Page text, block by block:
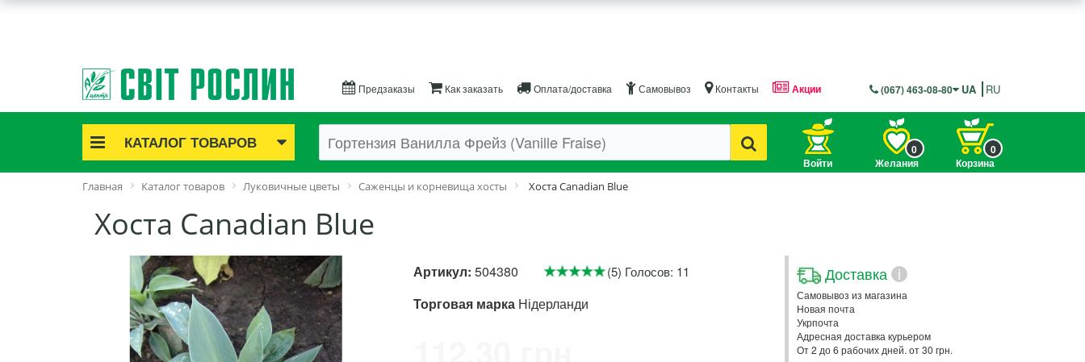
Предзаказы Как заказать Оплата/доставка Самовывоз Контакты Акции (067) 463-08-80 UA RU
КАТАЛОГ ТОВАРОВ
Акционные товары
Саженцы роз
Лук и чеснок
Семенной картофель
Семена и рассада
Саженцы декоративные
Средства защиты растений
Войти Желания
0
Корзина
0
Главная Каталог товаров Луковичные цветы Саженцы и корневища хосты Хоста Canadian Blue
Хоста Canadian Blue
Артикул: 504380 (5) Голосов: 11
Торговая марка Нідерланди
Доставка i
Самовывоз из магазина
Новая почта
Укрпочта
Адресная доставка курьером
От 2 до 6 рабочих дней. от 30 грн.